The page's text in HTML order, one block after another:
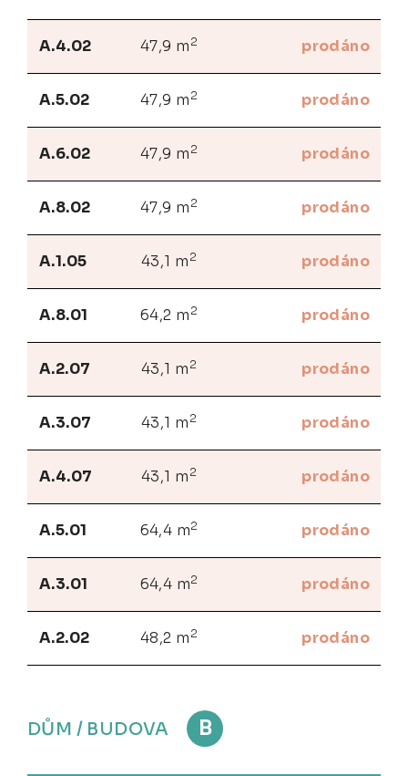
A.4.02 47,9 m 2 prodáno
A.5.02 47,9 m 2 prodáno
A.6.02 47,9 m 2 prodáno
A.8.02 47,9 m 2 prodáno
A.1.05 43,1 m 2 prodáno
A.8.01 64,2 m 2 prodáno
A.2.07 43,1 m 2 prodáno
A.3.07 43,1 m 2 prodáno
A.4.07 43,1 m 2 prodáno
A.5.01 64,4 m2 prodáno
A.3.01 64,4 m2 prodáno
A.2.02 48,2 m 2 prodáno
DŮM / BUDOVA B